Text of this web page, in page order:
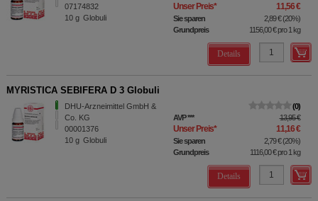
07174832
10 g Globuli
Unser Preis* 11,56 €
Sie sparen 2,89 €(20%)
Grundpreis
1156,00 €pro 1 kg
Details
MYRISTICA SEBIFERA D 3 Globuli
DHU-Arzneimittel GmbH &
Co. KG
00001376
10 g Globuli
0
AVP*** 13,95 €
Unser Preis* 11,16 €
Sie sparen 2,79 €(20%)
Grundpreis
1116,00 €pro 1 kg
Details